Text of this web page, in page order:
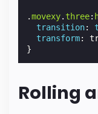
.movexy. three:
transition:
transform:
}
Rolling